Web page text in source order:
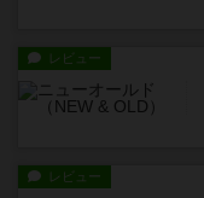
レビュー
レビュー